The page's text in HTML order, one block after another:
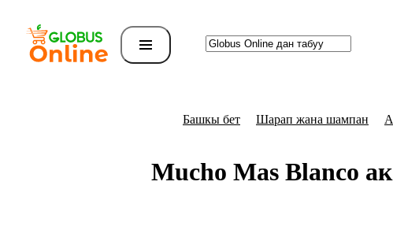
Башкы бет Шарап жана шампан
Mucho Mas Blanco